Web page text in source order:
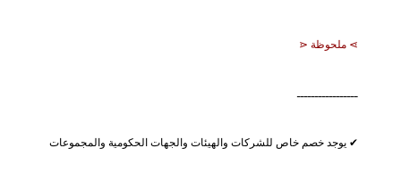
⋗ ملحوظة ⋖
✔ يوجد خصم خاص للشركات والهيئات والجهات الحكومية والمجموعات